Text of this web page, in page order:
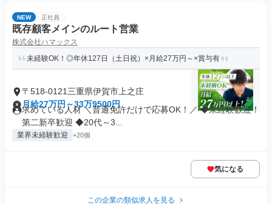
NEW 正社員
既存顧客メインのルート営業
株式会社ハマックス
未経験OK！◎年休127日（土日祝）×月給27万円～×賞与有
〒518-0121三重県伊賀市上之庄
月給27万円～33万9500円
求めている人材 ＼普通免許だけで応募OK！／ ◆未経験歓迎！
第二新卒歓迎 ◆20代～3...
業界未経験歓迎 +20個
気になる
この企業の類似求人を見る